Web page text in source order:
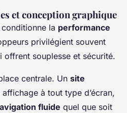
et conception graphique
la performance
privilégient souvent
offrent souplesse et sécurité.
centrale. Un site
à tout type d’écran,
fluide quel que soit